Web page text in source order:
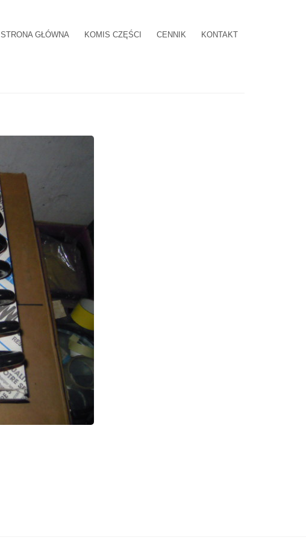
STRONA GŁÓWNA KOMIS CZĘŚCI CENNIK KONTAKT